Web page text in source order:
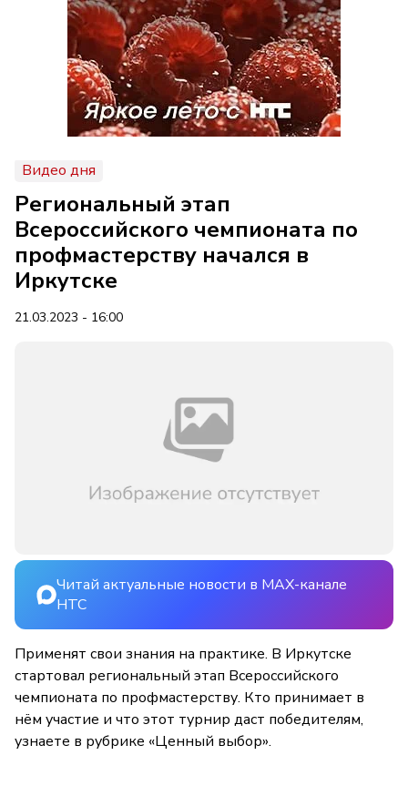
Видео дня
Региональный этап
Всероссийского чемпионата по
профмастерству начался в
Иркутске
21.03.2023 - 16:00
Читай актуальные новости в MAX-канале
НТС
Применят свои знания на практике. В Иркутске
стартовал региональный этап Всероссийского
чемпионата по профмастерству. Кто принимает в
нём участие и что этот турнир даст победителям,
узнаете в рубрике «Ценный выбор».